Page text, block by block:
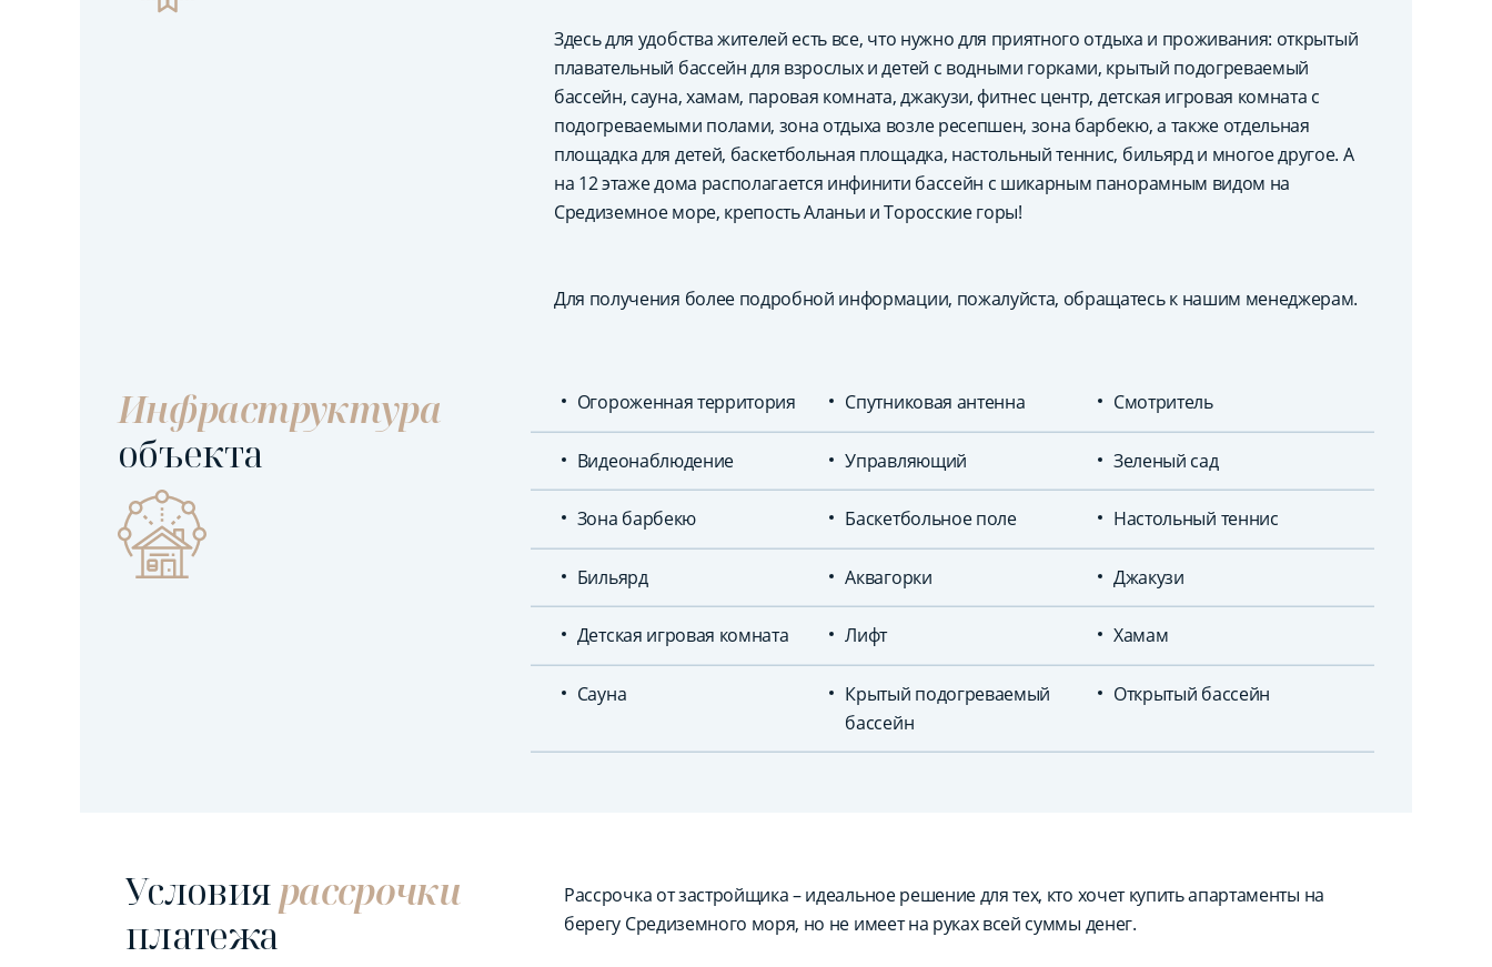
Здесь для удобства жителей есть все, что нужно для приятного отдыха и проживания: открытый
плавательный бассейн для взрослых и детей с водными горками, крытый подогреваемый
бассейн, сауна, хамам, паровая комната, джакузи, фитнес центр, детская игровая комната с
подогреваемыми полами, зона отдыха возле ресепшен, зона барбекю, а также отдельная
площадка для детей, баскетбольная площадка, настольный теннис, бильярд и многое другое. А
на 12 этаже дома располагается инфинити бассейн с шикарным панорамным видом на
Средиземное море, крепость Аланьи и Торосские горы!
Для получения более подробной информации, пожалуйста, обращатесь к нашим менеджерам.
Инфраструктура
объекта
Огороженная территория Спутниковая антенна Смотритель
Видеонаблюдение Управляющий Зеленый сад
Зона барбекю Баскетбольное поле Настольный теннис
Бильярд Аквагорки Джакузи
Детская игровая комната Лифт Хамам
Сауна
Крытый подогреваемый
бассейн
Открытый бассейн
Условиярассрочки
платежа
Рассрочка от застройщика – идеальное решение для тех, кто хочет купить апартаменты на
берегу Средиземного моря, но не имеет на руках всей суммы денег.